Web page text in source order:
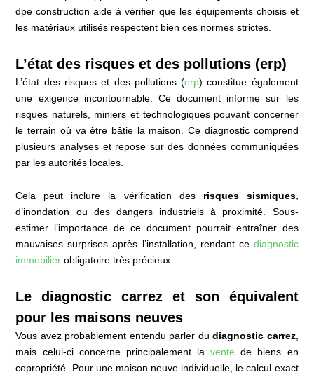
dpe construction aide à vérifier que les équipements choisis et
les matériaux utilisés respectent bien ces normes strictes.
L’état des risques et des pollutions (erp)
L’état des risques et des pollutions (erp) constitue également
une exigence incontournable. Ce document informe sur les
risques naturels, miniers et technologiques pouvant concerner
le terrain où va être bâtie la maison. Ce diagnostic comprend
plusieurs analyses et repose sur des données communiquées
par les autorités locales.
Cela peut inclure la vérification des risques sismiques,
d’inondation ou des dangers industriels à proximité. Sous-
estimer l’importance de ce document pourrait entraîner des
mauvaises surprises après l’installation, rendant ce diagnostic
immobilier obligatoire très précieux.
Le diagnostic carrez et son équivalent
pour les maisons neuves
Vous avez probablement entendu parler dudiagnostic carrez,
mais celui-ci concerne principalement lavente de biens en
copropriété. Pour une maison neuve individuelle, le calcul exact